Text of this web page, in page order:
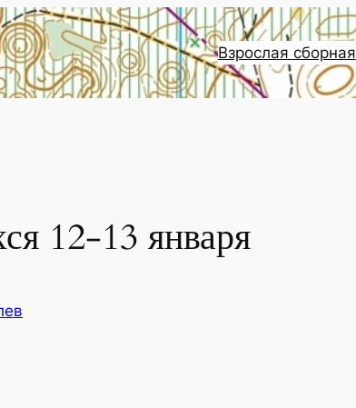
Взрослая сборная
12-13 января